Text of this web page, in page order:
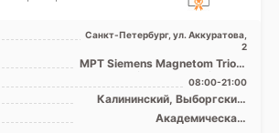
Санкт-Петербург, ул. Аккуратова,
2
МРТ Siemens Magnetom Trio A
Tim 3Т, МРТ Siemens
Magnetom Espree 1.5 за ...
08:00-21:00
Калининский, Выборгский,
Кронштадтский, Курортный,
Петроградский, Приморский,
Академическая,